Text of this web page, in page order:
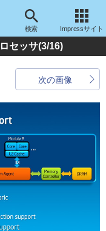
検索 Impressサイト
セッサ(3/16)
次の画像